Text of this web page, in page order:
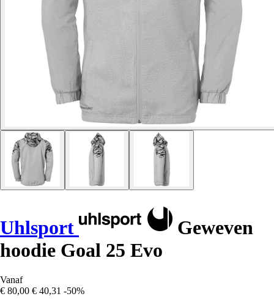
Uhlsport
Geweven
hoodie Goal 25 Evo
Vanaf
€ 80,00 € 40,31 -50%